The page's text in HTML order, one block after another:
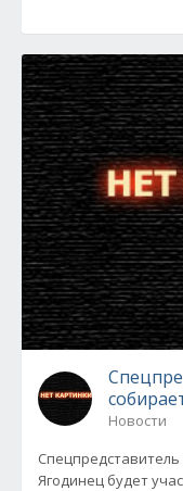
Новости
Ягодинец будет